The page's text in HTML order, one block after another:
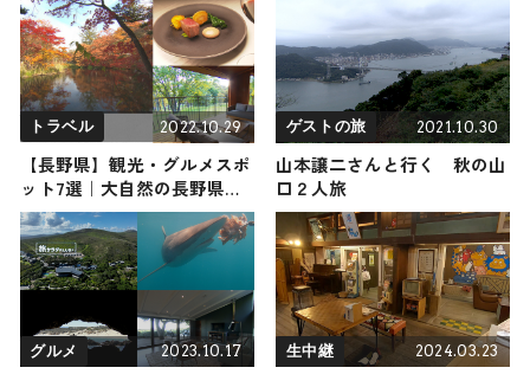
トラベル 2022.10.29
【長野県】観光・グルメスポ
ット7選｜大自然の長野県を
満喫！人気観光＆こだわりグ
ルメスポットをご紹介
ゲストの旅 2021.10.30
山本譲二さんと行く 秋の山
口２人旅
グルメ 2023.10.17 生中継 2024.03.23